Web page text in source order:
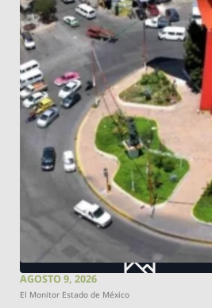
AGOSTO 9, 2026
El Monitor Estado de México